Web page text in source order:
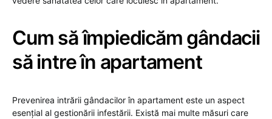
Cum să împiedicăm gândacii
să intre în apartament
Prevenirea intrării gândacilor în apartament este un aspect
esențial al gestionării infestării. Există mai multe măsuri care